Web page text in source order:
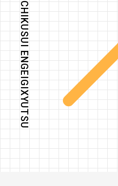
CHIKUSUI ENGEIGIXYUTSU